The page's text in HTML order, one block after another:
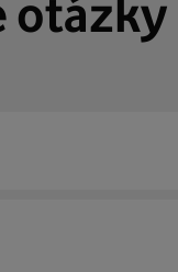
otázky
několika